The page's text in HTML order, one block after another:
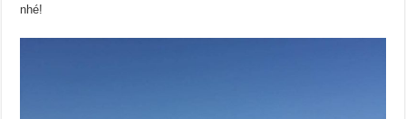
nhé!